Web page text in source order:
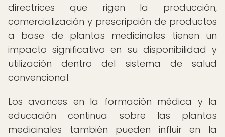
directrices que rigen la producción,
comercialización y prescripción de productos
a base de plantas medicinales tienen un
impacto significativo en su disponibilidad y
utilización dentro del sistema de salud
convencional.
Los avances en la formación médica y la
educación continua sobre las plantas
medicinales también pueden influir en la